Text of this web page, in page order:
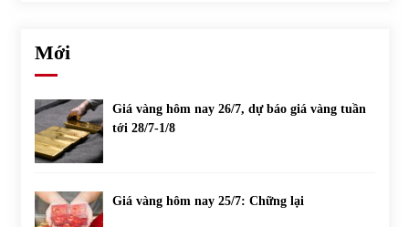
Mới
Giá vàng hôm nay 26/7, dự báo giá vàng tuần
tới 28/7-1/8
Giá vàng hôm nay 25/7: Chững lại